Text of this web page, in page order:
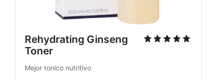
Rehydrating Ginseng
Toner
Mejor tonico nutritivo